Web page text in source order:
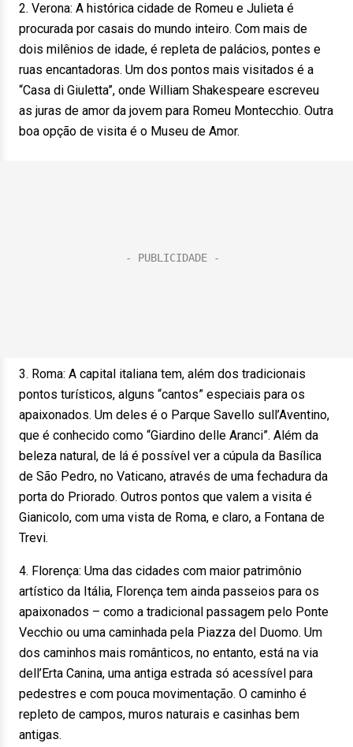
2. Verona: A histórica cidade de Romeu e Julieta é
procurada por casais do mundo inteiro. Com mais de
dois milênios de idade, é repleta de palácios, pontes e
ruas encantadoras. Um dos pontos mais visitados é a
“Casa di Giuletta”, onde William Shakespeare escreveu
as juras de amor da jovem para Romeu Montecchio. Outra
boa opção de visita é o Museu de Amor.
3. Roma: A capital italiana tem, além dos tradicionais
pontos turísticos, alguns “cantos” especiais para os
apaixonados. Um deles é o Parque Savello sull’Aventino,
que é conhecido como “Giardino delle Aranci”. Além da
beleza natural, de lá é possível ver a cúpula da Basílica
de São Pedro, no Vaticano, através de uma fechadura da
porta do Priorado. Outros pontos que valem a visita é
Gianicolo, com uma vista de Roma, e claro, a Fontana de
Trevi.
4. Florença: Uma das cidades com maior patrimônio
artístico da Itália, Florença tem ainda passeios para os
apaixonados – como a tradicional passagem pelo Ponte
Vecchio ou uma caminhada pela Piazza del Duomo. Um
dos caminhos mais românticos, no entanto, está na via
dell’Erta Canina, uma antiga estrada só acessível para
pedestres e com pouca movimentação. O caminho é
repleto de campos, muros naturais e casinhas bem
antigas.